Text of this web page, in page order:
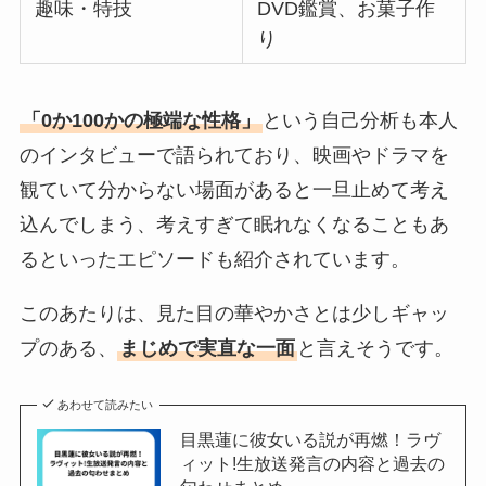
趣味・特技
DVD鑑賞、お菓子作
り
「0か100かの極端な性格」という自己分析も本人
のインタビューで語られており、映画やドラマを
観ていて分からない場面があると一旦止めて考え
込んでしまう、考えすぎて眠れなくなることもあ
るといったエピソードも紹介されています。
このあたりは、見た目の華やかさとは少しギャッ
プのある、 まじめで実直な一面と言えそうです。
あわせて読みたい
目黒蓮に彼女いる説が再燃！ラヴ
ィット!生放送発言の内容と過去の